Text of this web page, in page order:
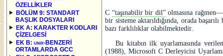
ÖZELLİKLER
BÖLÜM 9: STANDART
BAŞLIK DOSYALARI
EK A: KARAKTER KODLARI
ÇİZELGESİ
EK B: unix-BENZERİ
ORTAMLARDA GCC
C taşınabilir bir dil olmasına
bir sisteme aktarıldığında, orada
bazı farklılıklar olabilmektedir.
Bu kitabın ilk uyarlamasında
(1988), Microsoft C Derleyicisi